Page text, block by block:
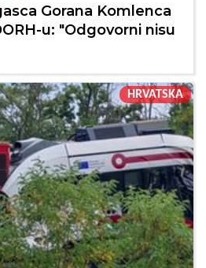
Gorana Komlenca
u: "Odgovorni nisu
HRVATSKA